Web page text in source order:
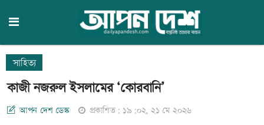
সাহিত্য
কাজী নজরুল ইসলামের ‘কোরবানি’
আপন দেশ ডেস্ক প্রকাশিত: ১৯:০২, ২১ মে ২০২৬